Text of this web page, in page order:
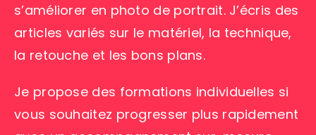
s’améliorer en photo de portrait. J’écris des
articles variés sur le matériel, la technique,
la retouche et les bons plans.
Je propose des formations individuelles si
vous souhaitez progresser plus rapidement